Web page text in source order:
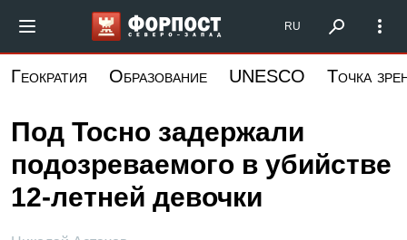
основному
Форпост Северо-Запад
RU
Геократия Образование UNESCO Точка
Под Тосно задержали
подозреваемого в убийстве
12-летней девочки